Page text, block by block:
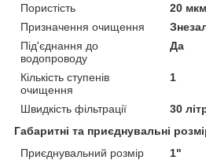
Пористість
20 мкм
Призначення очищення
Під'єднання до
водопроводу
Да
Кількість ступенів
очищення
1
Швидкість фільтрації
30
Габаритні та приєднувальні
Приєднувальний розмір
1"